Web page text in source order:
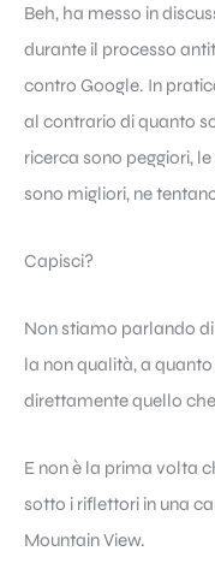
Beh, ha messo in
durante il processo
contro Google. In
al contrario di quanto
ricerca sono peggiori,
sono migliori, ne
Capisci?
Non stiamo parlando
la non qualità, a
direttamente quello
E non è la prima volta
sotto i riflettori in una
Mountain View.